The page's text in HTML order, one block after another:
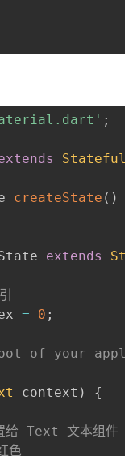
;
createState ( )
extends
= 0 ;
of your
context ) {
给 Text 文本组件
色